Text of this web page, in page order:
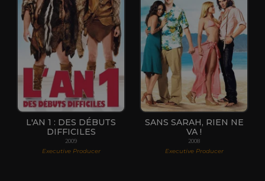
L'AN 1 : DES DÉBUTS
DIFFICILES
2009
Executive Producer
SANS SARAH, RIEN NE
VA !
2008
Executive Producer